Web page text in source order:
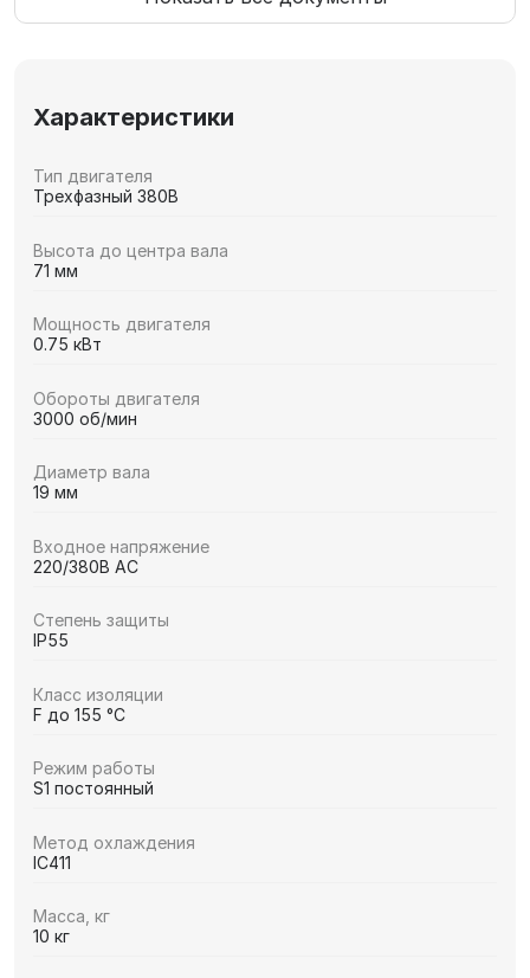
Характеристики
Тип двигателя
Трехфазный 380В
Высота до центра вала
71 мм
Мощность двигателя
0.75 кВт
Обороты двигателя
3000 об/мин
Диаметр вала
19 мм
Входное напряжение
220/380В AC
Степень защиты
IP55
Класс изоляции
F до 155 °C
Режим работы
S1 постоянный
Метод охлаждения
IC411
Масса, кг
10 кг